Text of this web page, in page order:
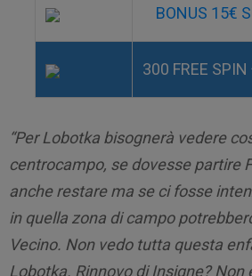
BONUS 15€
300 FREE
“PerLobotka bisognerà vedere
centrocampo, se dovesse partire
anche restare ma se ci fosse
in quella zona di campo
Vecino. Non vedo tutta questa
Lobotka. Rinnovo di Insigne? Non